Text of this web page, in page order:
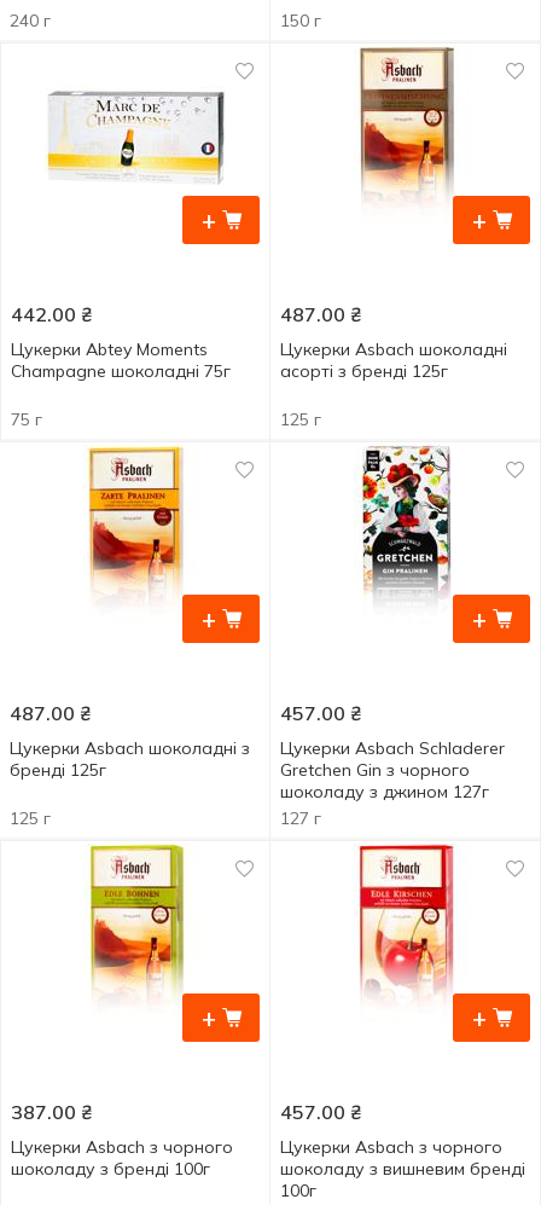
240 г 150 г
+
442.00 ₴
Цукерки Abtey Moments
Champagne шоколадні 75г
75 г
+
487.00 ₴
Цукерки Asbach шоколадні
асорті з бренді 125г
125 г
+
487.00 ₴
Цукерки Asbach шоколадні з
бренді 125г
125 г
+
457.00 ₴
Цукерки Asbach Schladerer
Gretchen Gin з чорного
шоколаду з джином 127г
127 г
+
387.00 ₴
Цукерки Asbach з чорного
шоколаду з бренді 100г
+
457.00 ₴
Цукерки Asbach з чорного
шоколаду з вишневим бренді
100г